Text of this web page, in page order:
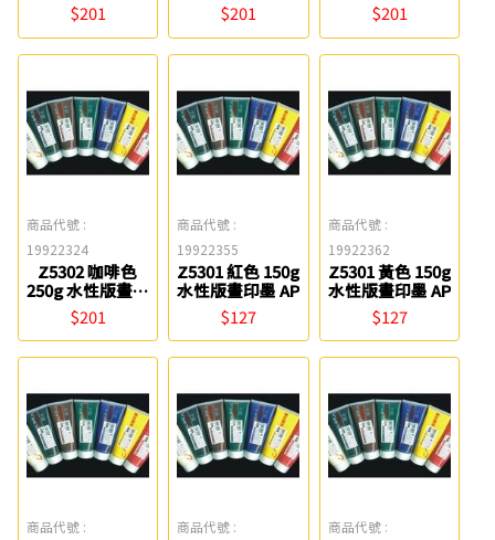
$201
$201
$201
商品代號 :
19922324
Z5302 咖啡色
250g 水性版畫印
墨 AP
$201
商品代號 :
19922355
Z5301 紅色 150g
水性版畫印墨 AP
$127
商品代號 :
19922362
Z5301 黃色 150g
水性版畫印墨 AP
$127
商品代號 :
商品代號 :
商品代號 :